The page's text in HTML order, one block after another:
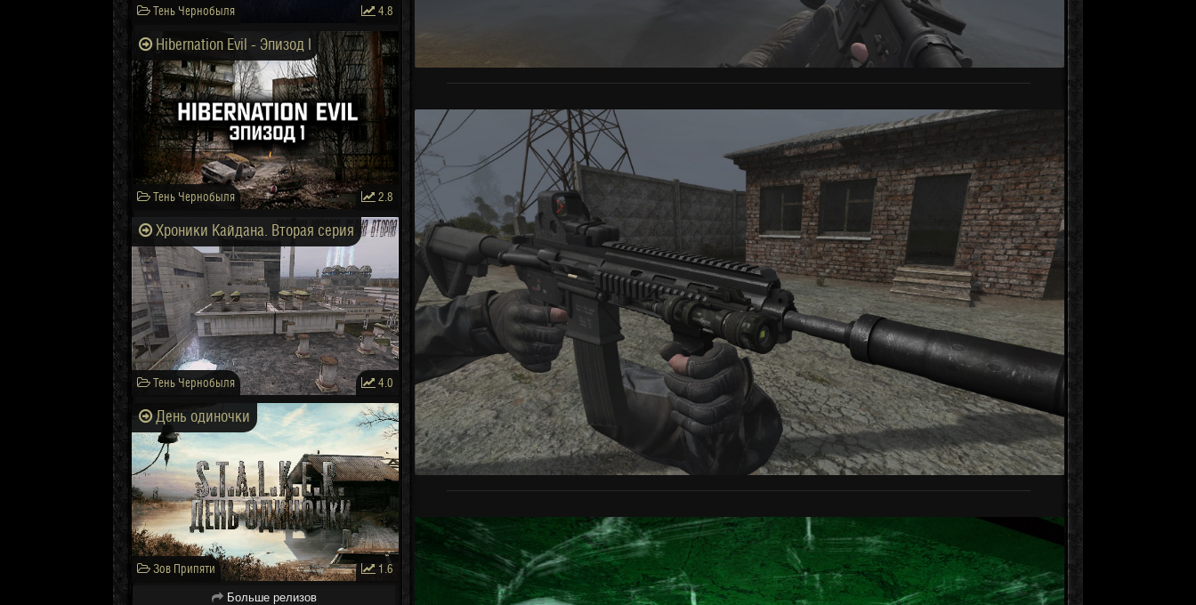
Тень Чернобыля 4.8
Hibernation Evil - Эпизод I
Тень Чернобыля 2.8
Хроники Кайдана. Вторая серия
Тень Чернобыля 4.0
День одиночки
Зов Припяти 1.6
Больше релизов